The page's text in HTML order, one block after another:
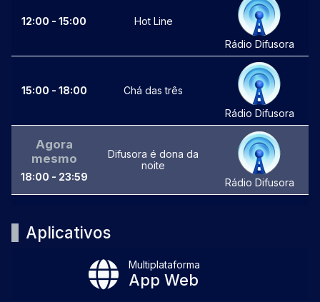
12:00 - 15:00
Hot Line
Rádio Difusora
15:00 - 18:00
Chá das três
Rádio Difusora
Agora
mesmo
18:00 - 23:59
Difusora é dona da
noite
Rádio Difusora
Aplicativos
Multiplataforma
App Web